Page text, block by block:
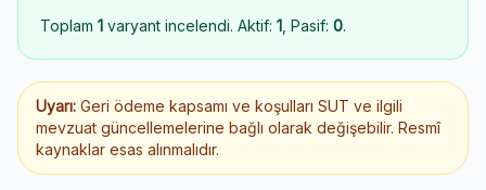
Toplam 1 varyant incelendi. Aktif: 1 , Pasif: 0.
Uyarı: Geri ödeme kapsamı ve koşulları SUT ve ilgili
mevzuat güncellemelerine bağlı olarak değişebilir. Resmî
kaynaklar esas alınmalıdır.